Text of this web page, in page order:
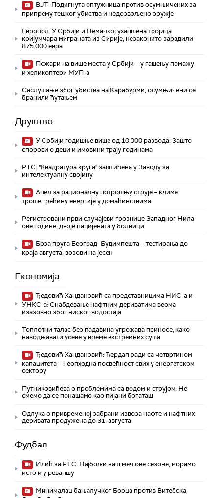
ВЈТ: Подигнута оптужница против осумњичених за
припрему тешког убиства и недозвољено оружје
Европол: У Србији и Немачкој ухапшена тројица
кријумчара миграната из Сирије, незаконито зарадили
875.000 евра
Пожари на више места у Србији – у гашењу помажу
и хеликоптери МУП-а
Саслушање због убиства на Карабурми, осумњичени се
бранили ћутањем
Друштво
У Србији годишње више од 10.000 развода: Зашто
спорови о деци и имовини трају годинама
РТС: "Квадратура круга" заштићена у Заводу за
интелектуалну својину
Апел за рационалну потрошњу струје – климе
троше трећину енергије у домаћинствима
Регистровани први случајеви грознице Западног Нила
ове године, двоје пацијената у болници
Брза пруга Београд–Будимпешта – тестирања до
краја августа, возови на јесен
Економија
Ђедовић Хандановић са представницима НИС-а и
УНКС-а: Снабдевање нафтним дериватима веома
изазовно због ниског водостаја
Топлотни талас без падавина угрожава приносе, како
наводњавати усеве у време екстремних суша
Ђедовић Хандановић: Ђердап ради са четвртином
капацитета – неопходна посвећност свих у енергетском
сектору
Путниковићева о проблемима са водом и струјом: Не
смемо да се понашамо као пијани богаташ
Одлука о привременој забрани извоза нафте и нафтних
деривата продужена до 31. августа
Фудбал
Илић за РТС: Најбољи наш меч ове сезоне, морамо
исто и у реваншу
Минималац бањалучког Борца против Витебска,